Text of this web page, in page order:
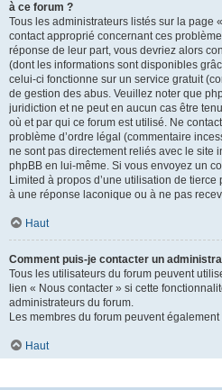
à ce forum ?
Tous les administrateurs listés sur la page
contact approprié concernant ces
réponse de leur part, vous devriez alors
(dont les informations sont disponibles
celui-ci fonctionne sur un service gratuit
de gestion des abus. Veuillez noter que
juridiction et ne peut en aucun cas être
où et par qui ce forum est utilisé. Ne
problème d’ordre légal (commentaire
ne sont pas directement reliés avec le site
phpBB en lui-même. Si vous envoyez un
Limited à propos d’une utilisation de
à une réponse laconique ou à ne pas
Haut
Comment puis-je contacter un
Tous les utilisateurs du forum peuvent
lien « Nous contacter » si cette
administrateurs du forum.
Les membres du forum peuvent
Haut